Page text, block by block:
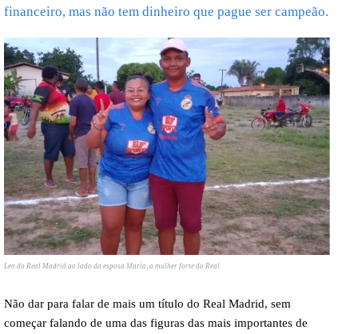
financeiro, mas não tem dinheiro que pague ser campeão.
Leo do Real Madrid ao lado da esposa Maria, a mulher forte do Real.
Não dar para falar de mais um título do Real Madrid, sem
começar falando de uma das figuras das mais importantes de